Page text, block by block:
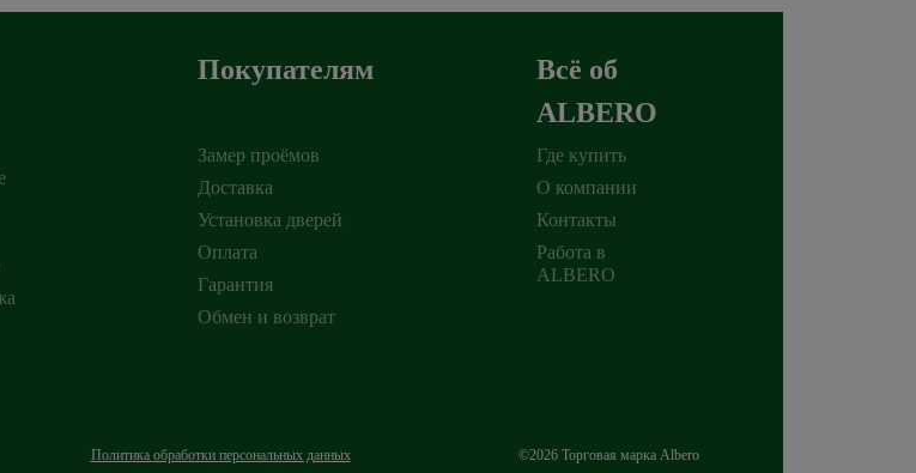
Покупателям
Замер проёмов
Доставка
Установка дверей
Оплата
Гарантия
Обмен и возврат
Всё об
ALBERO
Где купить
О компании
Контакты
Работа в
ALBERO
Политика обработки персональных данных ©2026 Торговая марка Albero